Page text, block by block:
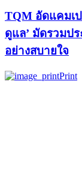
TQM อัดแคมเ
ดูแล’ มัดรวมป
อย่างสบายใจ
Print